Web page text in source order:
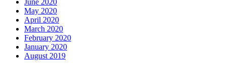
May 2020
April 2020
March 2020
February 2020
January 2020
August 2019